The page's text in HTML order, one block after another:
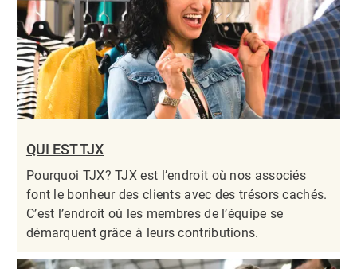
QUI EST TJX
Pourquoi TJX? TJX est l’endroit où nos associés
font le bonheur des clients avec des trésors cachés.
C’est l’endroit où les membres de l’équipe se
démarquent grâce à leurs contributions.​​​​​​​